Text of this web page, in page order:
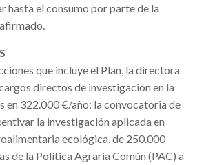
hasta el consumo por parte de la
que incluye el Plan, la directora
directos de investigación en la
en 322.000 €/año; la convocatoria de
la investigación aplicada en
ecológica, de 250.000
de la Política Agraria Común (PAC) a